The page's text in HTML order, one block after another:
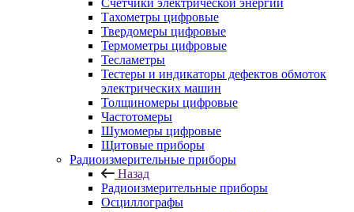
Счетчики электрической энергии
Тахометры цифровые
Твердомеры цифровые
Термометры цифровые
Тесламетры
Тестеры и индикаторы дефектов обмоток
электрических машин
Толщиномеры цифровые
Частотомеры
Шумомеры цифровые
Щитовые приборы
Радиоизмерительные приборы
Назад
Радиоизмерительные приборы
Осциллографы